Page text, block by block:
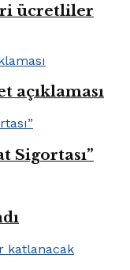
ücretliler
açıklaması
Sigortası”